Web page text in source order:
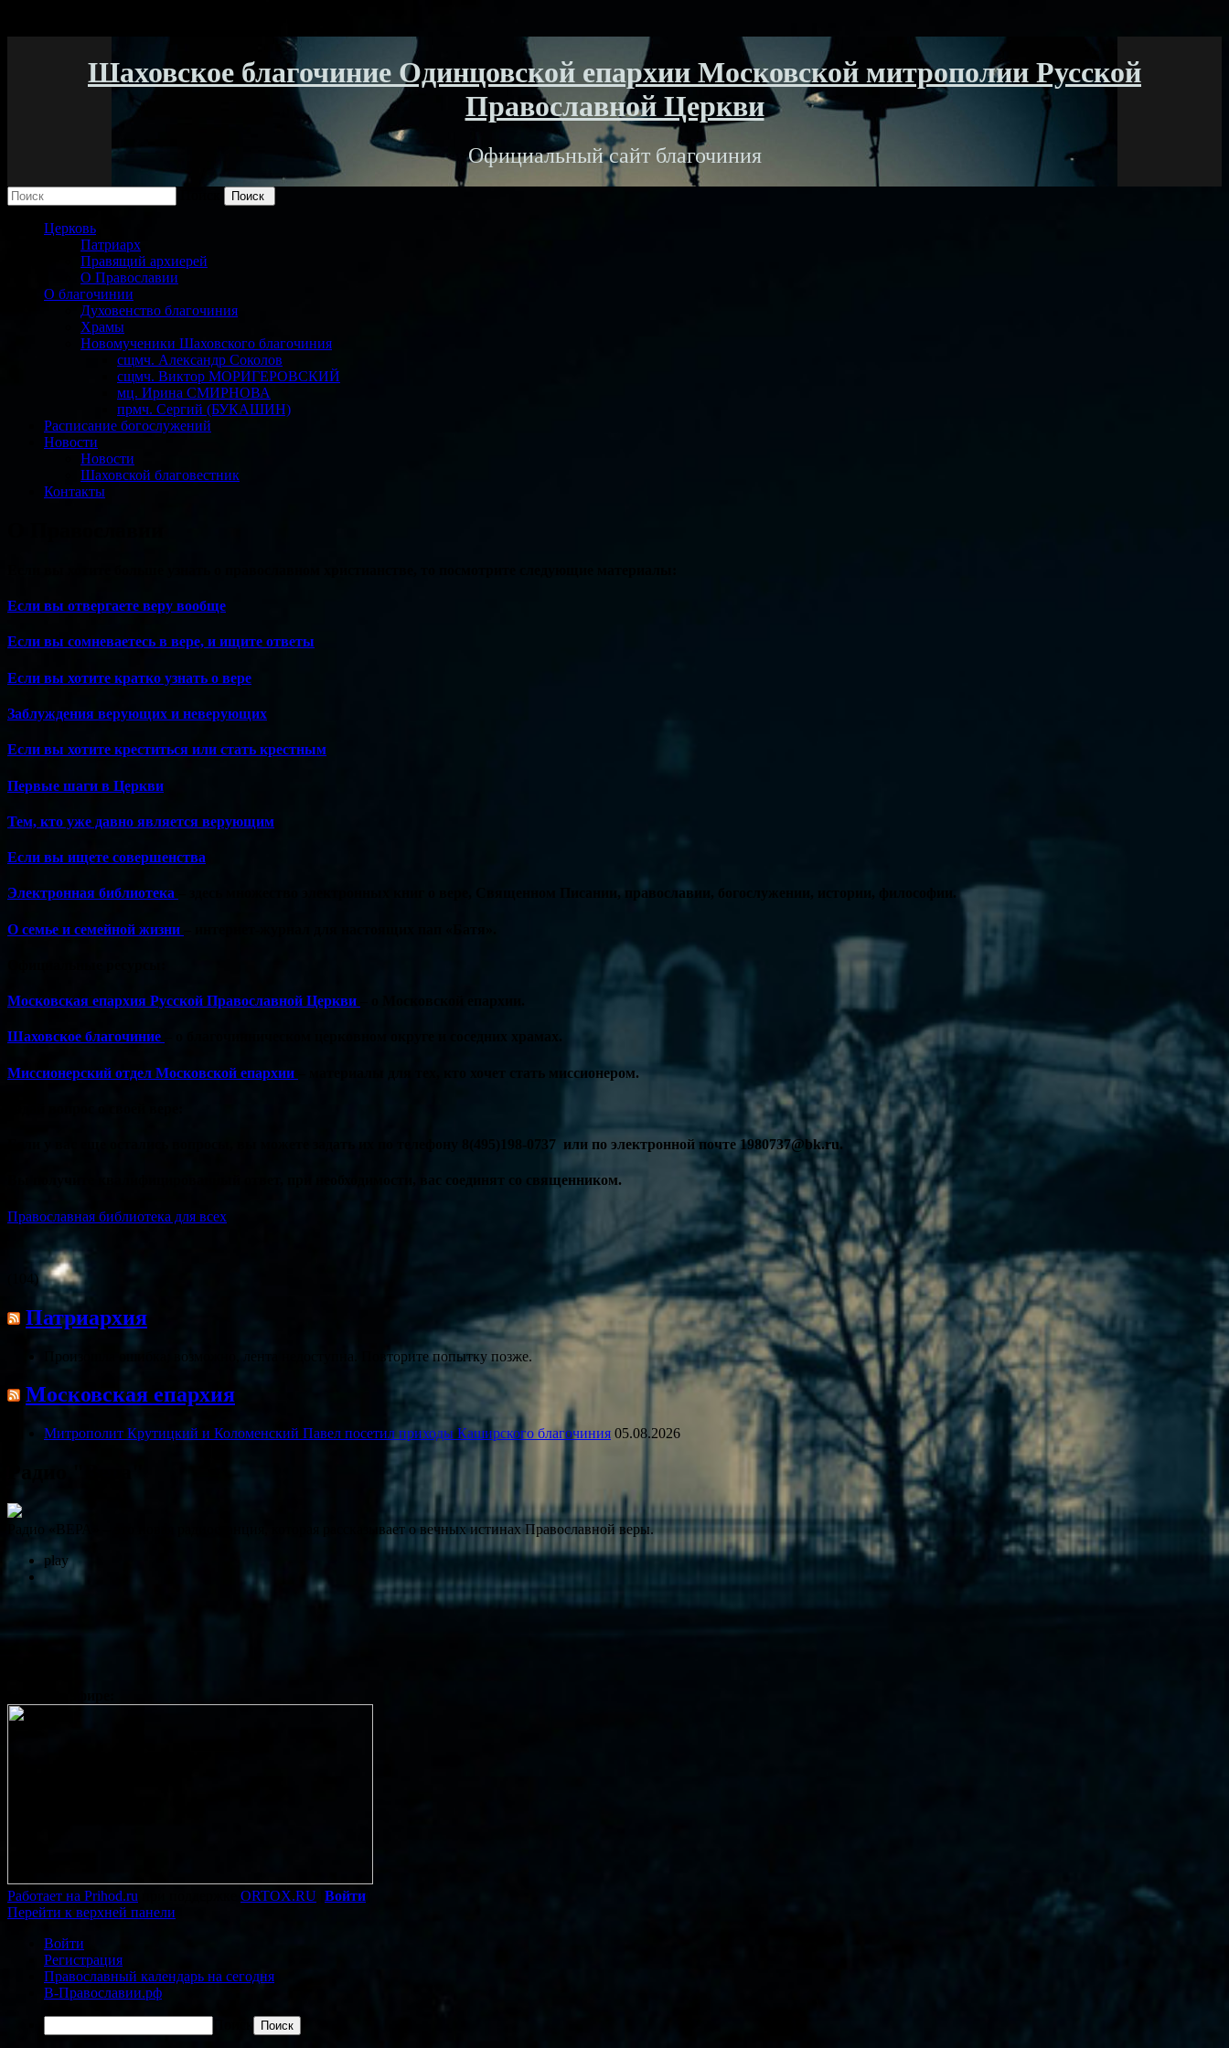
Шаховское благочиние Одинцовской епархии Московской митрополии Русской
Православной Церкви
Официальный сайт благочиния
Церковь
Патриарх
Правящий архиерей
О Православии
О благочинии
Духовенство благочиния
Храмы
Новомученики Шаховского благочиния
сщмч. Александр Соколов
сщмч. Виктор МОРИГЕРОВСКИЙ
мц. Ирина СМИРНОВА
прмч. Сергий (БУКАШИН)
Расписание богослужений
Новости
Новости
Шаховской благовестник
Контакты
Если вы отвергаете веру вообще
Если вы сомневаетесь в вере, и ищите ответы
Если вы хотите кратко узнать о вере
Заблуждения верующих и неверующих
Если вы хотите креститься или стать крестным
Первые шаги в Церкви
Тем, кто уже давно является верующим
Если вы ищете совершенства
Электронная библиотека – здесь множество электронных книг о вере, Священном Писании, православии, богослужении, истории, философии.
О семье и семейной жизни
Московская епархия Русской Православной Церкви
Шаховское благочиние – о благочинническом церковном округе и соседних храмах.
Миссионерский отдел Московской епархии – материалы для тех, кто хочет стать миссионером.
Если у вас еще остались вопросы, вы можете задать их по телефону 8(495)198-0737 или по электронной почте 1980737@bk.ru.
Вы получите квалифицированный ответ, при необходимости, вас соединят со священником.
Православная библиотека для всех
(104)
Патриархия
Произошла ошибка; возможно, лента недоступна. Повторите попытку позже.
Московская епархия
Митрополит Крутицкий и Коломенский Павел посетил приходы Каширского благочиния 05.08.2026
Радио «ВЕРА» – это новая радиостанция, которая рассказывает о вечных истинах Православной веры.
play
Работает на Prihod.ru ORTOX.RU Войти
Перейти к верхней панели
Войти
Регистрация
Православный календарь на сегодня
В-Православии.рф